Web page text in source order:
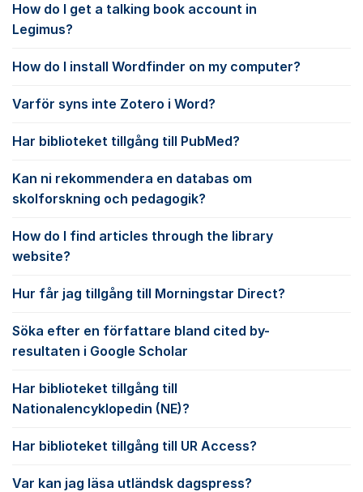
How do I get a talking book account in
Legimus?
How do I install Wordfinder on my computer?
Varför syns inte Zotero i Word?
Har biblioteket tillgång till PubMed?
Kan ni rekommendera en databas om
skolforskning och pedagogik?
How do I find articles through the library
website?
Hur får jag tillgång till Morningstar Direct?
Söka efter en författare bland cited by-
resultaten i Google Scholar
Har biblioteket tillgång till
Nationalencyklopedin (NE)?
Har biblioteket tillgång till UR Access?
Var kan jag läsa utländsk dagspress?